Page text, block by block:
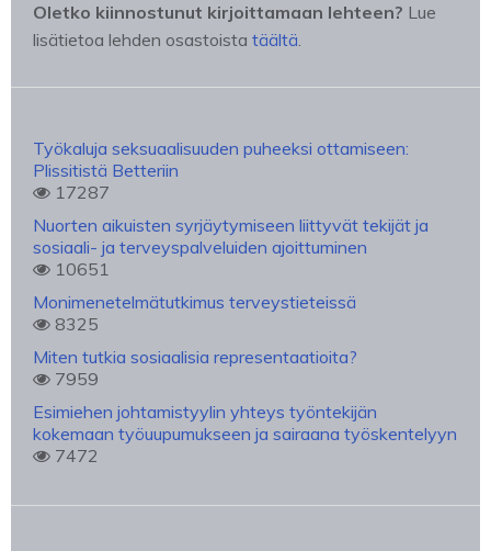
Oletko kiinnostunut kirjoittamaan lehteen? Lue
lisätietoa lehden osastoista täältä.
Työkaluja seksuaalisuuden puheeksi ottamiseen:
Plissitistä Betteriin
17287
Nuorten aikuisten syrjäytymiseen liittyvät tekijät ja
sosiaali- ja terveyspalveluiden ajoittuminen
10651
Monimenetelmätutkimus terveystieteissä
8325
Miten tutkia sosiaalisia representaatioita?
7959
Esimiehen johtamistyylin yhteys työntekijän
kokemaan työuupumukseen ja sairaana työskentelyyn
7472